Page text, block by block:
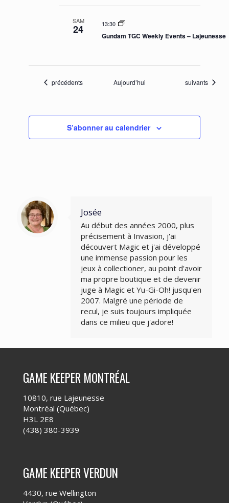
SAM
24 13:30
Gundam TGC Weekly Events – Lajeunesse
Évènements
précédents Aujourd’hui Évènements
suivants
S’abonner au calendrier
Josée
Au début des années 2000, plus
précisement à Invasion, j'ai
découvert Magic et j'ai développé
une immense passion pour les
jeux à collectioner, au point d'avoir
ma propre boutique et de devenir
juge à Magic et Yu-Gi-Oh! jusqu'en
2007. Malgré une période de
recul, je suis toujours impliquée
dans ce milieu que j'adore!
GAME KEEPER MONTRÉAL
10810, rue Lajeunesse
Montréal (Québec)
H3L 2E8
(438) 380-3939
GAME KEEPER VERDUN
4430, rue Wellington